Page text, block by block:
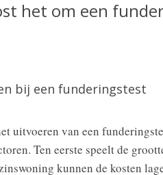
het om een
bij een funderingstest
uitvoeren van een
Ten eerste speelt de
kunnen de kosten